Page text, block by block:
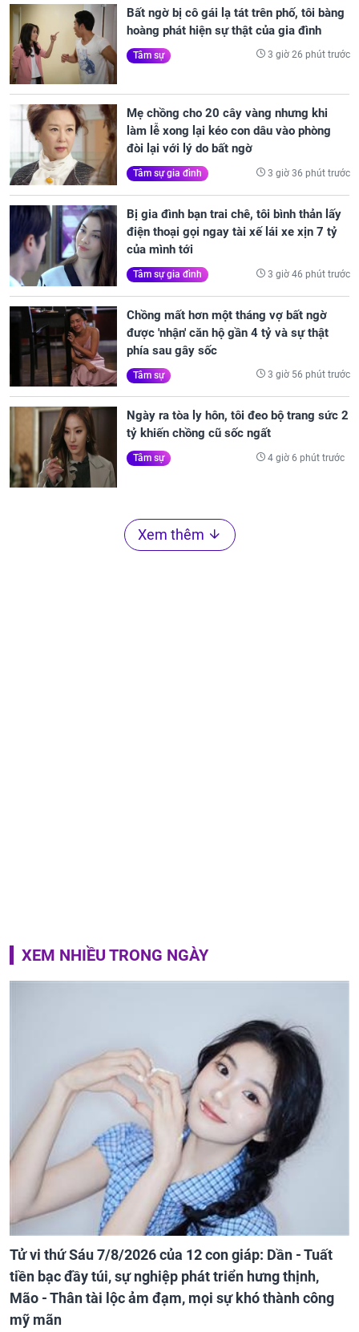
Bất ngờ bị cô gái lạ tát trên phố, tôi bàng
hoàng phát hiện sự thật của gia đình
Tâm sự 3 giờ 26 phút trước
Mẹ chồng cho 20 cây vàng nhưng khi
làm lễ xong lại kéo con dâu vào phòng
đòi lại với lý do bất ngờ
Tâm sự gia đình 3 giờ 36 phút trước
Bị gia đình bạn trai chê, tôi bình thản lấy
điện thoại gọi ngay tài xế lái xe xịn 7 tỷ
của mình tới
Tâm sự gia đình 3 giờ 46 phút trước
Chồng mất hơn một tháng vợ bất ngờ
được 'nhận' căn hộ gần 4 tỷ và sự thật
phía sau gây sốc
Tâm sự 3 giờ 56 phút trước
Ngày ra tòa ly hôn, tôi đeo bộ trang sức 2
tỷ khiến chồng cũ sốc ngất
Tâm sự 4 giờ 6 phút trước
Xem thêm
XEM NHIỀU TRONG NGÀY
Tử vi thứ Sáu 7/8/2026 của 12 con giáp: Dần - Tuất
tiền bạc đầy túi, sự nghiệp phát triển hưng thịnh,
Mão - Thân tài lộc ảm đạm, mọi sự khó thành công
mỹ mãn